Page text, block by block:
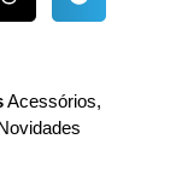
Acessórios,